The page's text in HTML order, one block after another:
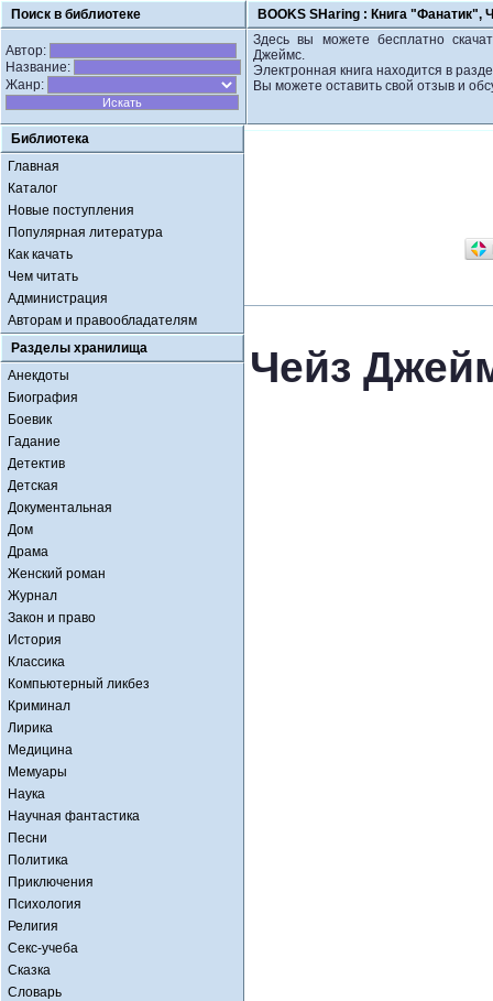
Поиск в библиотеке BOOKS SHaring : Книга "Фанатик",
Автор:
Название:
Жанр:
Здесь вы можете бесплатно
Джеймс.
Электронная книга находится в
Вы можете оставить свой отзыв и
Библиотека
Главная
Каталог
Новые поступления
Популярная литература
Как качать
Чем читать
Администрация
Авторам и правообладателям
Разделы хранилища
Анекдоты
Биография
Боевик
Гадание
Детектив
Детская
Документальная
Дом
Драма
Женский роман
Журнал
Закон и право
История
Классика
Компьютерный ликбез
Криминал
Лирика
Медицина
Мемуары
Наука
Научная фантастика
Песни
Политика
Приключения
Психология
Религия
Секс-учеба
Сказка
Словарь
Чейз